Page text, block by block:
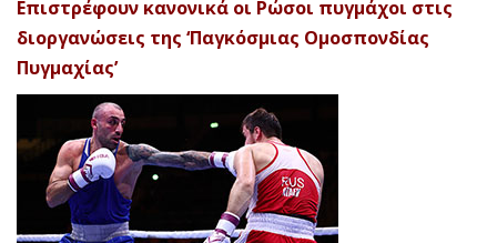
Επιστρέφουν κανονικά οι Ρώσοι πυγμάχοι στις
διοργανώσεις της ‘Παγκόσμιας Ομοσπονδίας
Πυγμαχίας’